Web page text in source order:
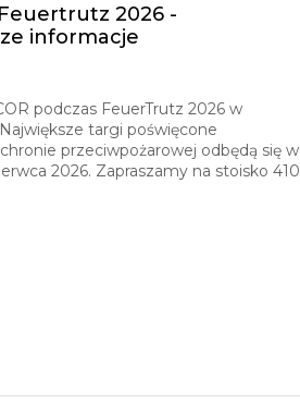
2026 -
informacje
podczas FeuerTrutz 2026 w
targi poświęcone
przeciwpożarowej odbędą się w
2026. Zapraszamy na stoisko 410